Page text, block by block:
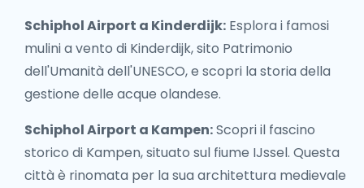
Schiphol Airport a Kinderdijk: Esplora i famosi
mulini a vento di Kinderdijk, sito Patrimonio
dell'Umanità dell'UNESCO, e scopri la storia della
gestione delle acque olandese.
Schiphol Airport a Kampen:Scopri il fascino
storico di Kampen, situato sul fiume IJssel. Questa
città è rinomata per la sua architettura medievale